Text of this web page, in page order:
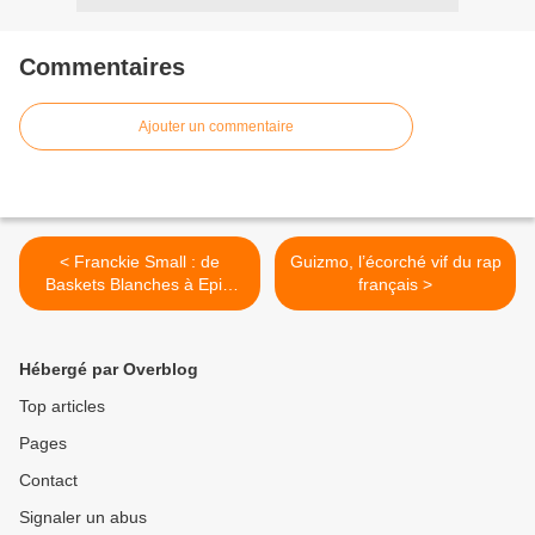
Commentaires
Ajouter un commentaire
< Franckie Small : de
Baskets Blanches à Epic,
l’itinéraire d’un passionné
Guizmo, l’écorché vif du rap
français >
Hébergé par Overblog
Top articles
Pages
Contact
Signaler un abus